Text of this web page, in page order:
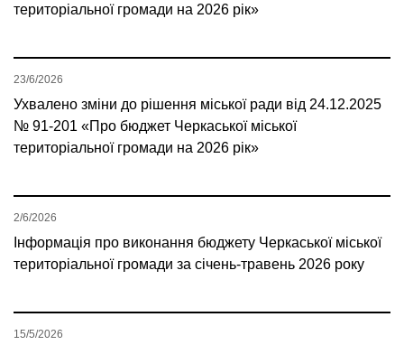
територіальної громади на 2026 рік»
Ухвалено зміни до рішення міської ради від 24.12.2025
№ 91-201 «Про бюджет Черкаської міської
територіальної громади на 2026 рік»
23/6/2026
Інформація про виконання бюджету Черкаської міської
територіальної громади за січень-травень 2026 року
2/6/2026
15/5/2026